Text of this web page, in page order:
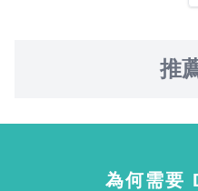
推
為何需要